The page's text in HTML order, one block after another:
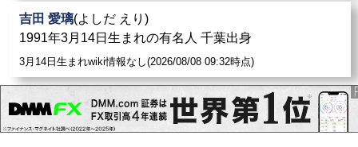
吉田 愛璃(よしだ えり)
1991年3月14日生まれの有名人 千葉出身
3月14日生まれwiki情報なし(2026/08/08 09:32時点)